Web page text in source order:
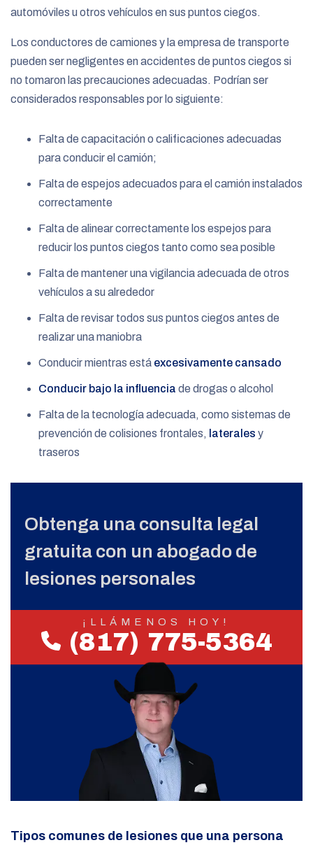
automóviles u otros vehículos en sus puntos ciegos.
Los conductores de camiones y la empresa de transporte
pueden ser negligentes en accidentes de puntos ciegos si
no tomaron las precauciones adecuadas. Podrían ser
considerados responsables por lo siguiente:
Falta de capacitación o calificaciones adecuadas
para conducir el camión;
Falta de espejos adecuados para el camión instalados
correctamente
Falta de alinear correctamente los espejos para
reducir los puntos ciegos tanto como sea posible
Falta de mantener una vigilancia adecuada de otros
vehículos a su alrededor
Falta de revisar todos sus puntos ciegos antes de
realizar una maniobra
Conducir mientras está excesivamente cansado
Conducir bajo la influencia de drogas o alcohol
Falta de la tecnología adecuada, como sistemas de
prevención de colisiones frontales, laterales y
traseros
Obtenga una consulta legal
gratuita con un abogado de
lesiones personales
¡LLÁMENOS HOY!
(817) 775-5364
Tipos comunes de lesiones que una persona